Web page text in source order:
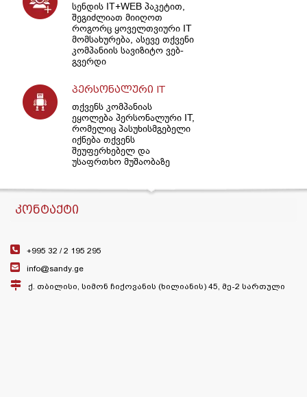
სენდის IT+WEB პაკეტით,
შეგიძლიათ მიიღოთ
როგორც ყოველთვიური IT
მომსახურება, ასევე თქვენი
კომპანიის სავიზიტო ვებ-
გვერდი
პერსონალური IT
თქვენს კომპანიას
ეყოლება პერსონალური IT,
რომელიც პასუხისმგებელი
იქნება თქვენს
შეუფერხებელ და
უსაფრთხო მუშაობაზე
ᲙᲝᲜᲢᲐᲥᲢᲘ
+995 32 /2 195 295
info@sandy.ge
ქ. თბილისი, სიმონ ჩიქოვანის (ხილიანის) 45, მე-2 სართული